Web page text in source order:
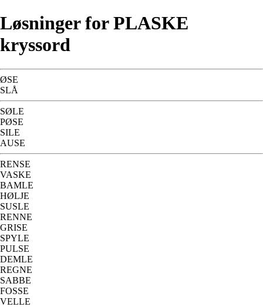
Løsninger for PLASKE
kryssord
ØSE
SLÅ
SØLE
PØSE
SILE
AUSE
RENSE
VASKE
BAMLE
HØLJE
SUSLE
RENNE
GRISE
SPYLE
PULSE
DEMLE
REGNE
SABBE
FOSSE
VELLE